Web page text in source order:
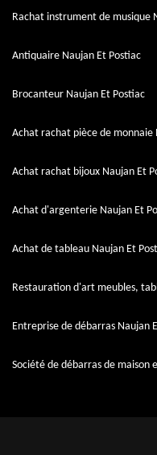
Rachat instrument de musique
Antiquaire Naujan Et Postiac
Brocanteur Naujan Et Postiac
Achat rachat pièce de monnaie
Achat rachat bijoux Naujan Et
Achat d'argenterie Naujan Et
Achat de tableau Naujan Et
Restauration d'art meubles,
Entreprise de débarras Naujan
Société de débarras de maison